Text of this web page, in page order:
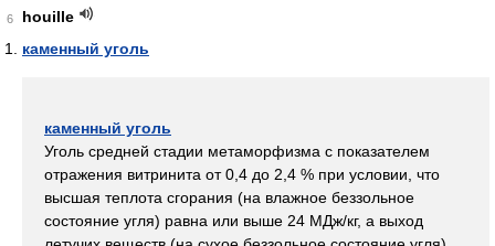
6
houille
каменный уголь
каменный уголь
Уголь средней стадии метаморфизма с показателем
отражения витринита от 0,4 до 2,4 % при условии, что
высшая теплота сгорания (на влажное беззольное
состояние угля) равна или выше 24 МДж/кг, а выход